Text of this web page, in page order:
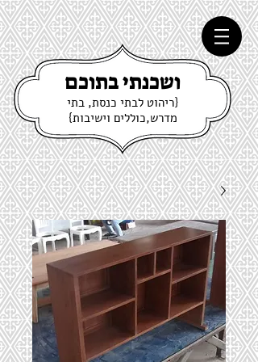
ושכנתי בתוכם
{ריהוט לבתי כנסת, בתי
מדרש,כוללים וישיבות}